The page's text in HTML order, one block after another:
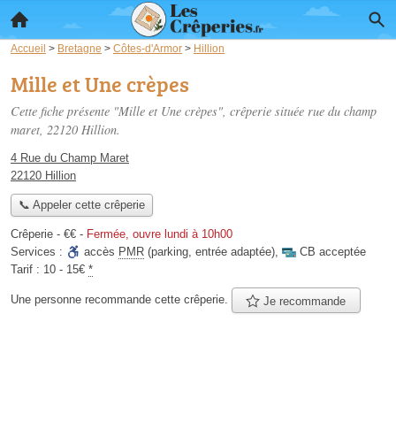
Accueil > Bretagne > Côtes-d'Armor > Hillion
Mille et Une crèpes
Cette fiche présente "Mille et Une crèpes", crêperie située rue du champ
maret, 22120 Hillion.
4 Rue du Champ Maret
22120 Hillion
📞 Appeler cette crêperie
Crêperie - €€ - Fermée, ouvre lundi à 10h00
Services :
accès PMR (parking, entrée adaptée),
CB acceptée
Tarif : 10 - 15€ *
Une personne recommande cette crêperie. Je recommande